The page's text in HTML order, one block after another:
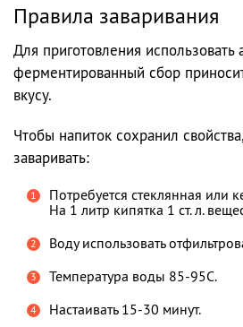
Правила заваривания
Для приготовления использовать
ферментированный сбор
вкусу.
Чтобы напиток сохранил
заваривать:
Потребуется стеклянная или
На 1 литр кипятка 1 ст. л.
Воду использовать
Температура воды 85-95C.
Настаивать 15-30 минут.